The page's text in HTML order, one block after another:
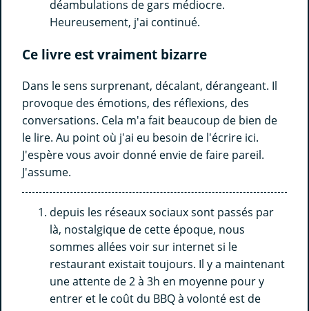
déambulations de gars médiocre.
Heureusement, j'ai continué.
Ce livre est vraiment bizarre
Dans le sens surprenant, décalant, dérangeant. Il
provoque des émotions, des réflexions, des
conversations. Cela m'a fait beaucoup de bien de
le lire. Au point où j'ai eu besoin de l'écrire ici.
J'espère vous avoir donné envie de faire pareil.
J'assume.
depuis les réseaux sociaux sont passés par
là, nostalgique de cette époque, nous
sommes allées voir sur internet si le
restaurant existait toujours. Il y a maintenant
une attente de 2 à 3h en moyenne pour y
entrer et le coût du BBQ à volonté est de